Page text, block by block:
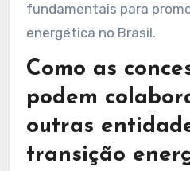
fundamentais para
energética no Brasil.
Como as
podem
outras
transição